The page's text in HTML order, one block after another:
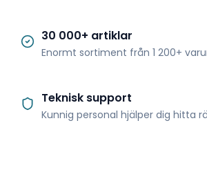
30 000+ artiklar
Enormt sortiment från 1 200+
Teknisk support
Kunnig personal hjälper dig hitta